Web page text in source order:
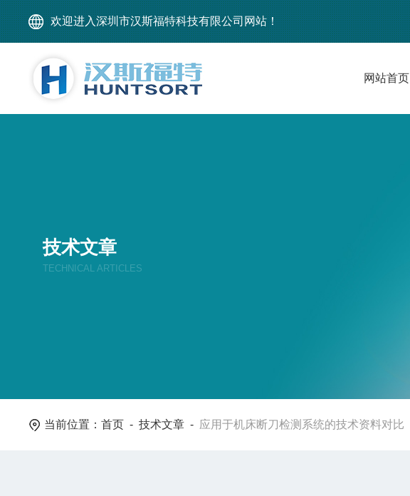
欢迎进入深圳市汉斯福特科技有限公司网站！
网站首页
技术文章
TECHNICAL ARTICLES
当前位置：首页 -技术文章 - 应用于机床断刀检测系统的技术资料对比